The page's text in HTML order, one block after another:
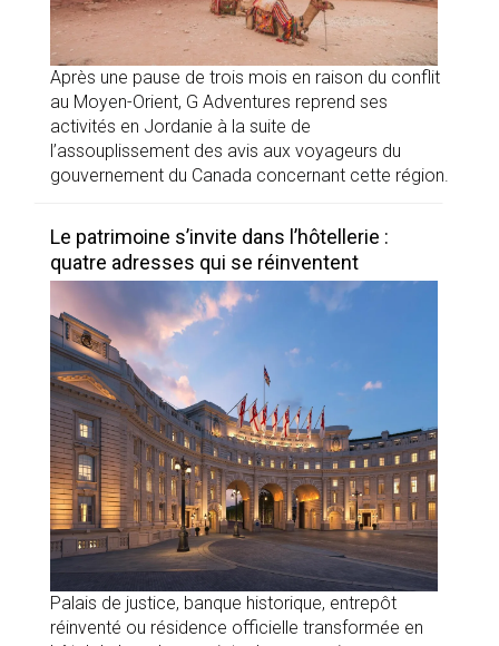
Après une pause de trois mois en raison du conflit
au Moyen-Orient, G Adventures reprend ses
activités en Jordanie à la suite de
l’assouplissement des avis aux voyageurs du
gouvernement du Canada concernant cette région.
Le patrimoine s’invite dans l’hôtellerie :
quatre adresses qui se réinventent
Palais de justice, banque historique, entrepôt
réinventé ou résidence officielle transformée en